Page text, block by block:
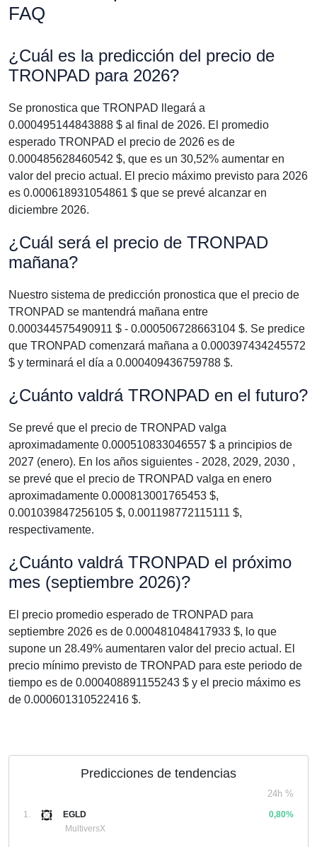
FAQ
¿Cuál es la predicción del precio de
TRONPAD para 2026?
Se pronostica que TRONPAD llegará a
0.000495144843888 $ al final de 2026. El promedio
esperado TRONPAD el precio de 2026 es de
0.000485628460542 $, que es un 30,52% aumentar en
valor del precio actual. El precio máximo previsto para 2026
es 0.000618931054861 $ que se prevé alcanzar en
diciembre 2026.
¿Cuál será el precio de TRONPAD
mañana?
Nuestro sistema de predicción pronostica que el precio de
TRONPAD se mantendrá mañana entre
0.000344575490911 $ - 0.000506728663104 $. Se predice
que TRONPAD comenzará mañana a 0.000397434245572
$ y terminará el día a 0.000409436759788 $.
¿Cuánto valdrá TRONPAD en el futuro?
Se prevé que el precio de TRONPAD valga
aproximadamente 0.000510833046557 $ a principios de
2027 (enero). En los años siguientes - 2028, 2029, 2030 ,
se prevé que el precio de TRONPAD valga en enero
aproximadamente 0.000813001765453 $,
0.001039847256105 $, 0.001198772115111 $,
respectivamente.
¿Cuánto valdrá TRONPAD el próximo
mes (septiembre 2026)?
El precio promedio esperado de TRONPAD para
septiembre 2026 es de 0.000481048417933 $, lo que
supone un 28.49% aumentaren valor del precio actual. El
precio mínimo previsto de TRONPAD para este periodo de
tiempo es de 0.000408891155243 $ y el precio máximo es
de 0.000601310522416 $.
Predicciones de tendencias
24h %
1.
EGLD
MultiversX
0,80%